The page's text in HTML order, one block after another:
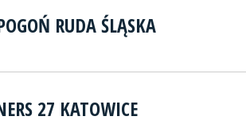
RUDA ŚLĄSKA
27 KATOWICE